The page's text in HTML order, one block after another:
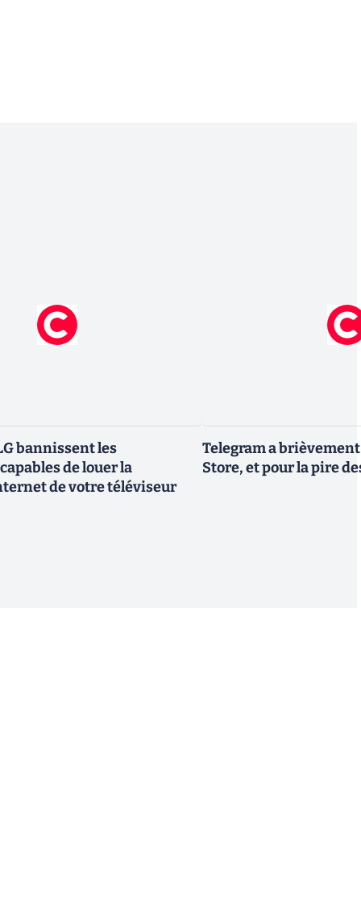
bannissent les
de louer la
de votre téléviseur
Telegram a
Store, et pour la pire